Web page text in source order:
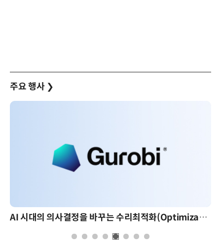
주요 행사 ❯
AI 시대의 의사결정을 바꾸는 수리최적화(Optimization): 실제 산업 적용 사례와 활용 전략